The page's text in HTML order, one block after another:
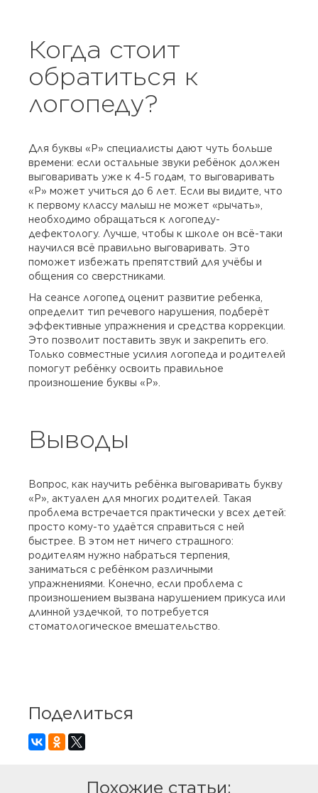
Когда стоит
обратиться к
логопеду?
Для буквы «Р» специалисты дают чуть больше
времени: если остальные звуки ребёнок должен
выговаривать уже к 4-5 годам, то выговаривать
«Р» может учиться до 6 лет. Если вы видите, что
к первому классу малыш не может «рычать»,
необходимо обращаться к логопеду-
дефектологу. Лучше, чтобы к школе он всё-таки
научился всё правильно выговаривать. Это
поможет избежать препятствий для учёбы и
общения со сверстниками.
На сеансе логопед оценит развитие ребенка,
определит тип речевого нарушения, подберёт
эффективные упражнения и средства коррекции.
Это позволит поставить звук и закрепить его.
Только совместные усилия логопеда и родителей
помогут ребёнку освоить правильное
произношение буквы «Р».
Выводы
Вопрос, как научить ребёнка выговаривать букву
«Р», актуален для многих родителей. Такая
проблема встречается практически у всех детей:
просто кому-то удаётся справиться с ней
быстрее. В этом нет ничего страшного:
родителям нужно набраться терпения,
заниматься с ребёнком различными
упражнениями. Конечно, если проблема с
произношением вызвана нарушением прикуса или
длинной уздечкой, то потребуется
стоматологическое вмешательство.
Поделиться
Похожие статьи: